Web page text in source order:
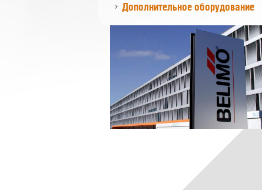
Дополнительное оборудование